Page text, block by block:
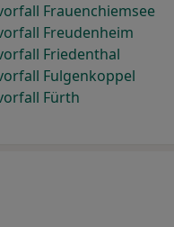
Frauenchiemsee
Freudenheim
Friedenthal
Fulgenkoppel
Fürth